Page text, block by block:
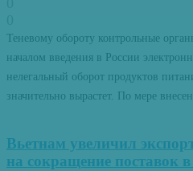
Теневому обороту контрольные
началом введения в России
нелегальный оборот продуктов
значительно вырастет. По мере
Вьетнам увеличил
на сокращение поставок